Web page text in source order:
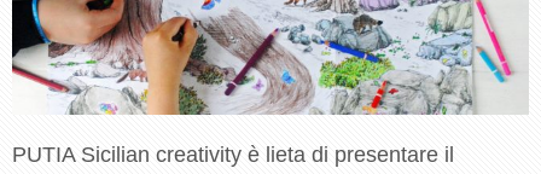
PUTIA Sicilian creativity è lieta di presentare il